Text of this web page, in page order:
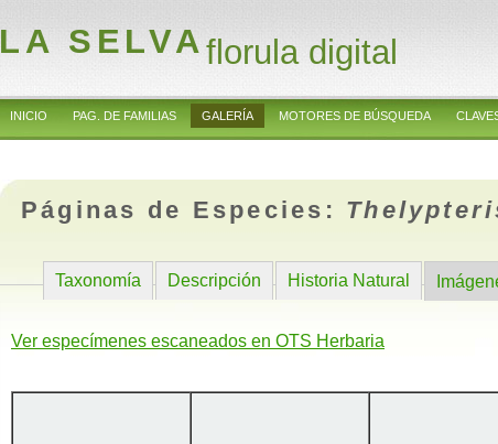
LA SELVAflorula digital
INICIO PAG. DE FAMILIAS GALERÍA MOTORES DE BÚSQUEDA
Páginas de Especies:
Taxonomía Descripción Historia Natural
Ver especímenes escaneados en OTS Herbaria